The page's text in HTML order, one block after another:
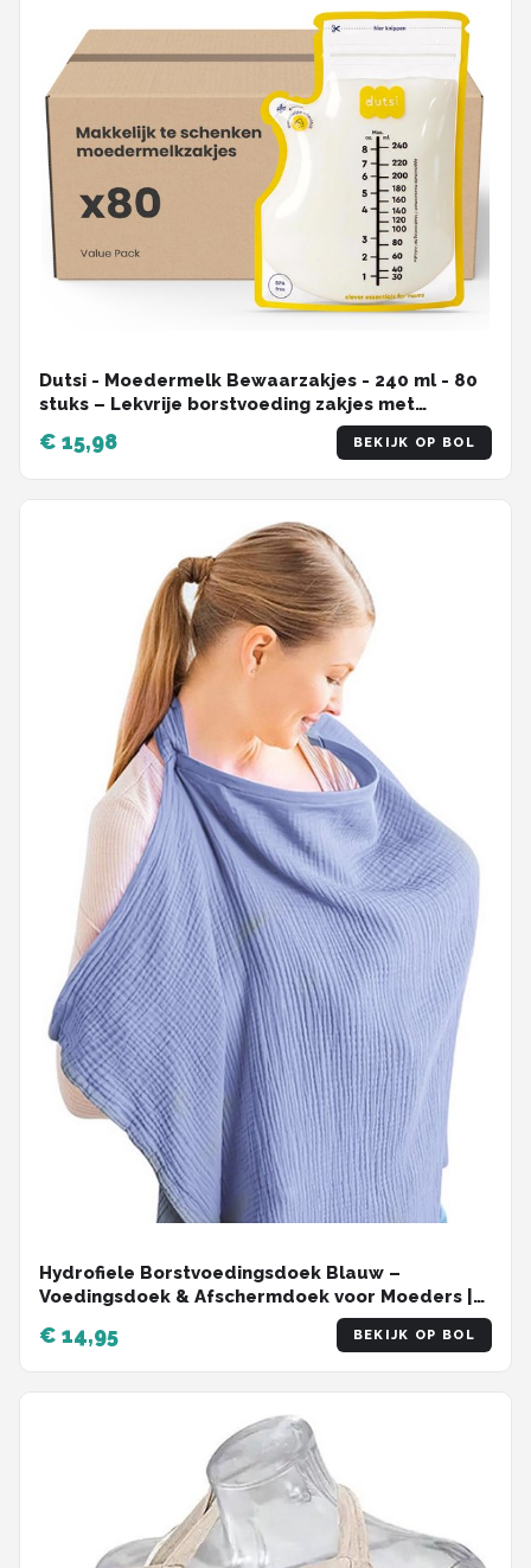
Dutsi - Moedermelk Bewaarzakjes - 240 ml - 80
stuks – Lekvrije borstvoeding zakjes met
dubbele sluiting – BPA-vrij en steriel – Groot
schrijfvlak en handige schenktuit - Recyclebaar
€ 15,98 BEKIJK OP BOL
Hydrofiele Borstvoedingsdoek Blauw –
Voedingsdoek & Afschermdoek voor Moeders |
Nursing Cover, Ademend & Verstelbaar
€ 14,95 BEKIJK OP BOL